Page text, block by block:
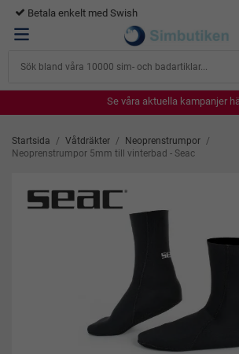
365 dagars öppet köp
Se våra aktuella kampanjer här!
Se våra aktuella kampanjer
Se våra aktuella kampanjer
Se våra aktuella kampanjer här!
Startsida / Våtdräkter / Neoprenstrumpor /
Neoprenstrumpor 5mm till vinterbad - Seac